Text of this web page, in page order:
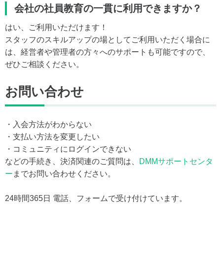
会社の社員教育の一貫に利用できますか？
はい、ご利用いただけます！
スタッフのスキルアップの場としてご利用いただく場合に
は、経営者や管理者の方々へのサポートも可能ですので、
ぜひご相談ください。
お問い合わせ
・入会方法がわからない
・支払い方法を変更したい
・コミュニティにログインできない
などの手続き、決済関連のご質問は、
DMMサポートセンタ
ー までお問い合わせください。
24時間365日 電話、フォームで受け付けています。